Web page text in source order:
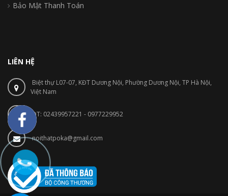
Bảo Mật Thanh Toán
LIÊN HỆ
Biệt thự L07-07, KĐT Dương Nội, Phường Dương Nội, TP Hà Nội,
Việt Nam
ĐT: 02439957221 - 0977229952
noithatpoka@gmail.com